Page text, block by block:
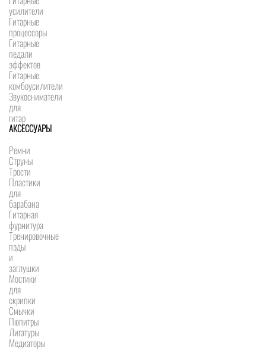
усилители
Гитарные
процессоры
Гитарные
педали
эффектов
Гитарные
комбоусилители
Звукосниматели
для
гитар
АКСЕССУАРЫ
Ремни
Струны
Трости
Пластики
для
барабана
Гитарная
фурнитура
Тренировочные
пэды
и
заглушки
Мостики
для
скрипки
Смычки
Пюпитры
Лигатуры
Медиаторы